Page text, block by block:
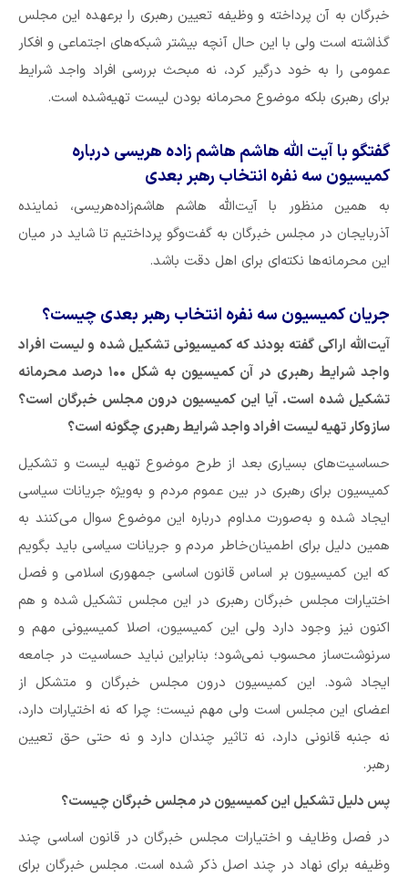
خبرگان به آن پرداخته و وظیفه تعیین رهبری را برعهده این مجلس
گذاشته است ولی با این حال آنچه بیشتر شبکه‌های اجتماعی و افکار
عمومی را به خود درگیر کرد، نه مبحث بررسی افراد واجد شرایط
برای رهبری بلکه موضوع محرمانه بودن لیست تهیه‌شده است.
گفتگو با آیت الله هاشم هاشم زاده هریسی درباره
کمیسیون سه نفره انتخاب رهبر بعدی
به همین منظور با آیت‌الله هاشم هاشم‌زاده‌هریسی، نماینده
آذربایجان در مجلس خبرگان به گفت‌وگو پرداختیم تا شاید در میان
این محرمانه‌ها نکته‌ای برای اهل دقت باشد.
جریان کمیسیون سه نفره انتخاب رهبر بعدی چیست؟
آیت‌الله اراکی گفته بودند که کمیسیونی تشکیل شده و لیست افراد
واجد شرایط رهبری در آن کمیسیون به شکل ۱۰۰ درصد محرمانه
تشکیل شده است. آیا این کمیسیون درون مجلس خبرگان است؟
سازوکار تهیه لیست افراد واجد شرایط رهبری چگونه است؟
حساسیت‌های بسیاری بعد از طرح موضوع تهیه لیست و تشکیل
کمیسیون برای رهبری در بین عموم مردم و به‌ویژه جریانات سیاسی
ایجاد شده و به‌صورت مداوم درباره این موضوع سوال می‌کنند به
همین دلیل برای اطمینان‌خاطر مردم و جریانات سیاسی باید بگویم
که این کمیسیون بر اساس قانون اساسی جمهوری اسلامی و فصل
اختیارات مجلس خبرگان رهبری در این مجلس تشکیل شده و هم
‌اکنون نیز وجود دارد ولی این کمیسیون، اصلا کمیسیونی مهم و
سرنوشت‌ساز محسوب نمی‌شود؛ بنابراین نباید حساسیت در جامعه
ایجاد شود. این کمیسیون درون مجلس خبرگان و متشکل از
اعضای این مجلس است ولی مهم نیست؛ چرا که نه اختیارات دارد،
نه جنبه قانونی دارد، نه تاثیر چندان دارد و نه حتی حق تعیین
رهبر.
پس دلیل تشکیل این کمیسیون در مجلس خبرگان چیست؟
در فصل وظایف و اختیارات مجلس خبرگان در قانون اساسی چند
وظیفه برای نهاد در چند اصل ذکر شده است. مجلس خبرگان برای